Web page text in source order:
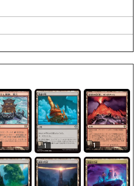
1 1